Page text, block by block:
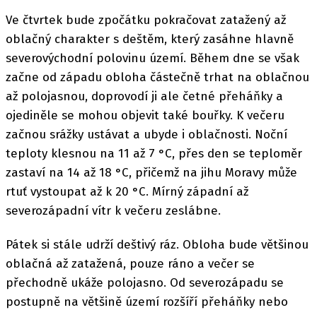
Ve čtvrtek bude zpočátku pokračovat zatažený až
oblačný charakter s deštěm, který zasáhne hlavně
severovýchodní polovinu území. Během dne se však
začne od západu obloha částečně trhat na oblačnou
až polojasnou, doprovodí ji ale četné přeháňky a
ojediněle se mohou objevit také bouřky. K večeru
začnou srážky ustávat a ubyde i oblačnosti. Noční
teploty klesnou na 11 až 7 °C, přes den se teploměr
zastaví na 14 až 18 °C, přičemž na jihu Moravy může
rtuť vystoupat až k 20 °C. Mírný západní až
severozápadní vítr k večeru zeslábne.
Pátek si stále udrží deštivý ráz. Obloha bude většinou
oblačná až zatažená, pouze ráno a večer se
přechodně ukáže polojasno. Od severozápadu se
postupně na většině území rozšíří přeháňky nebo